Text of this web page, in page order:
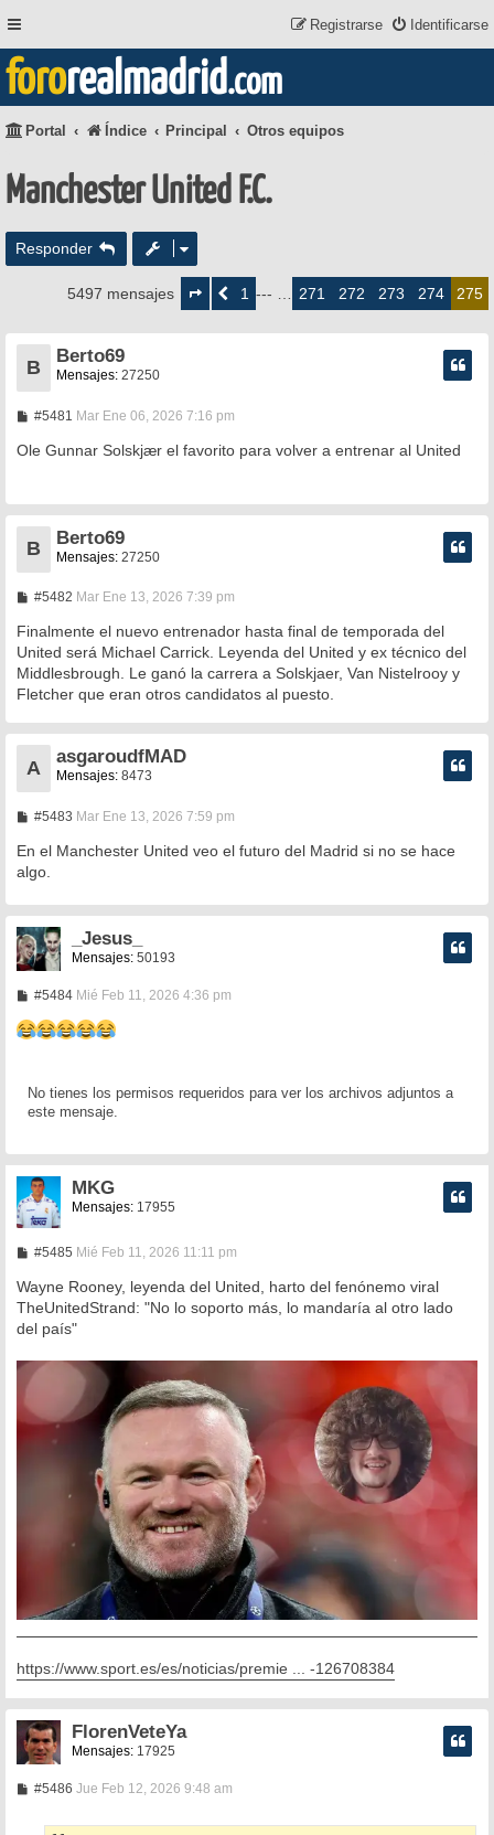
Identificarse
Registrarse
fororealmadrid.com
Portal Índice Principal Otros equipos
Manchester United F.C.
Responder
5497 mensajes
Página
deAnterior1 --- … 271 272 273 274 275
B
Berto69
Mensajes: 27250
#5481 M
n
s
e
Mar Ene 06, 2026 7:16 pm
Ole Gunnar Solskjær el favorito para volver a entrenar al United
B
Berto69
Mensajes: 27250
#5482M
n
a
j
e
Mar Ene 13, 2026 7:39 pm
Finalmente el nuevo entrenador hasta final de temporada del
United será Michael Carrick. Leyenda del United y ex técnico del
Middlesbrough. Le ganó la carrera a Solskjaer, Van Nistelrooy y
Fletcher que eran otros candidatos al puesto.
A
asgaroudfMAD
Mensajes: 8473
#5483M
n
s
e
Mar Ene 13, 2026 7:59 pm
En el Manchester United veo el futuro del Madrid si no se hace
algo.
_Jesus_
Mensajes: 50193
#5484M
n
s
Mié Feb 11, 2026 4:36 pm
No tienes los permisos requeridos para ver los archivos adjuntos a
este mensaje.
MKG
Mensajes: 17955
#5485M
n
a
j
Mié Feb 11, 2026 11:11 pm
Wayne Rooney, leyenda del United, harto del fenónemo viral
TheUnitedStrand: "No lo soporto más, lo mandaría al otro lado
del país"
https://www.sport.es/es/noticias/premie ... -126708384
FlorenVeteYa
Mensajes: 17925
#5486MJue Feb 12, 2026 9:48 am